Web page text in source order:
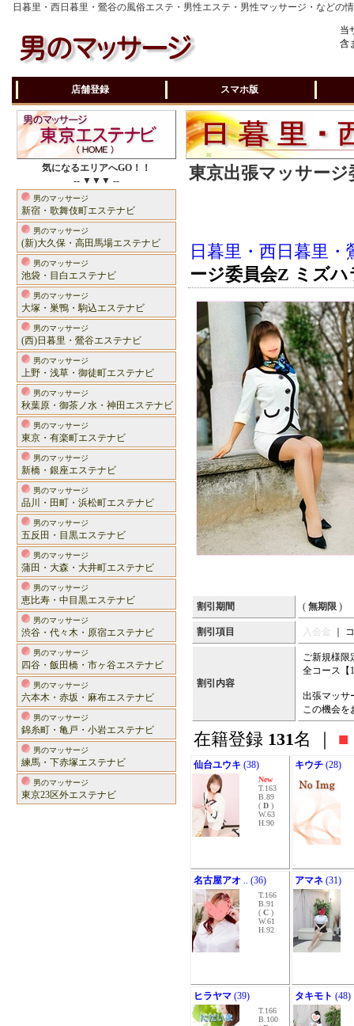
日暮里・西日暮里・鶯谷の風俗エステ・男性エステ・男性マッサージ・などの
当
含
店舗登録 スマホ版
気になるエリアへGO！！
-- ▼▼▼ --
男のマッサージ
新宿・歌舞伎町エステナビ
男のマッサージ
(新)大久保・高田馬場エステナビ
男のマッサージ
池袋・目白エステナビ
男のマッサージ
大塚・巣鴨・駒込エステナビ
男のマッサージ
(西)日暮里・鶯谷エステナビ
男のマッサージ
上野・浅草・御徒町エステナビ
男のマッサージ
秋葉原・御茶ノ水・神田エステナビ
男のマッサージ
東京・有楽町エステナビ
男のマッサージ
新橋・銀座エステナビ
男のマッサージ
品川・田町・浜松町エステナビ
男のマッサージ
五反田・目黒エステナビ
男のマッサージ
蒲田・大森・大井町エステナビ
男のマッサージ
恵比寿・中目黒エステナビ
男のマッサージ
渋谷・代々木・原宿エステナビ
男のマッサージ
四谷・飯田橋・市ヶ谷エステナビ
男のマッサージ
六本木・赤坂・麻布エステナビ
男のマッサージ
錦糸町・亀戸・小岩エステナビ
男のマッサージ
練馬・下赤塚エステナビ
男のマッサージ
東京23区外エステナビ
東京出張マッサー
日暮里・西日暮里
ージ委員会Z ミズハ
割引期間 ( 無期限 )
割引項目 入会金 ｜
割引内容
ご新規様限
全コース【
出張マッサ
この機会を
在籍登録 131名 ｜ ■
仙台ユウキ (38)
New
T.163
B.89
( D )
W.63
H.90
キウチ (28)
名古屋アオ .. (36)
T.166
B.91
( C )
W.61
H.92
アマネ (31)
ヒラヤマ (39)
T.166
B.100
タキモト (48)